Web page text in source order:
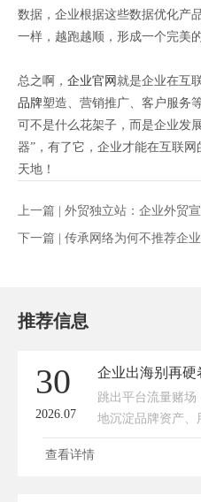
数据，企业根据这些数据优化产
一样，越跑越顺，形成一个完美
总之啊， 企业官网 就是企业在互
品牌塑造、营销推广、客户服务
可不是什么花架子，而是企业发
器”，有了它，企业才能在互联
天地！
上一篇 | 外贸独立站：企业外贸
下一篇 | 传承网络为何不推荐企
推荐信息
30
2026.07
跳出平台流量赌
地沉淀品牌资产、
经营稳住利润，这
查看详情